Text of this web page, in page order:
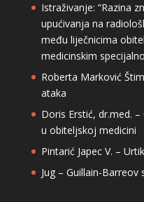
Istraživanje: “Razina
upućivanja na
među liječnicima
medicinskim
Roberta Marković
ataka
Doris Erstić, dr.med.
u obiteljskoj medicini
Pintarić Japec V. –
Jug – Guillain-Barreov